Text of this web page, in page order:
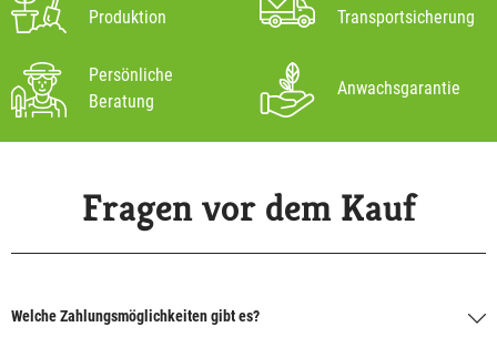
Produktion
Transportsicherung
Persönliche
Beratung
Anwachsgarantie
Fragen vor dem Kauf
Welche Zahlungsmöglichkeiten gibt es?